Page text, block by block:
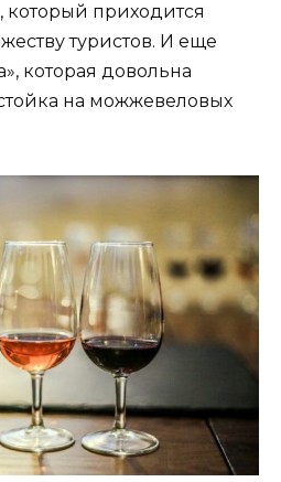
приходится
туристов. И еще
которая довольна
на можжевеловых